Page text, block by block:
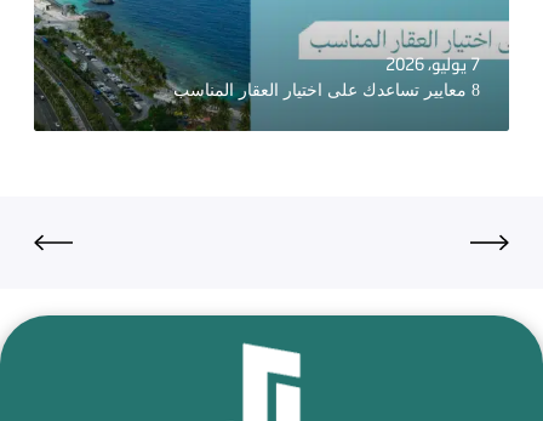
7 يوليو، 2026
8 معايير تساعدك على اختيار العقار المناسب